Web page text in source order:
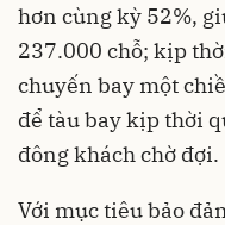
hơn cùng kỳ 52%,
237.000 chỗ; kịp
chuyến bay một
để tàu bay kịp thời
đông khách chờ đợi.
Với mục tiêu bảo